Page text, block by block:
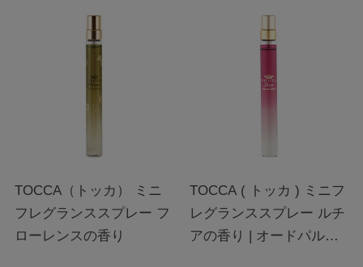
TOCCA（トッカ） ミニ
フレグランススプレー フ
ローレンスの香り
TOCCA ( トッカ ) ミニフ
レグランススプレー ルチ
アの香り | オードパルフ